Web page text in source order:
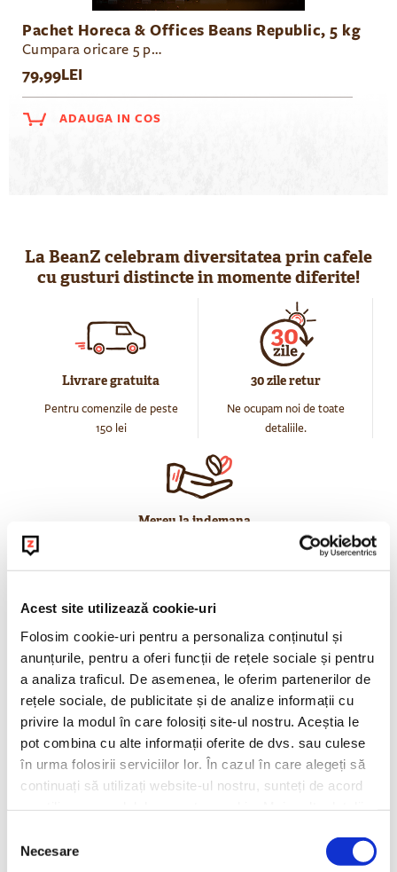
Acest site utilizează cookie-uri
Folosim cookie-uri pentru a personaliza conținutul și
anunțurile, pentru a oferi funcții de rețele sociale și pentru
a analiza traficul. De asemenea, le oferim partenerilor de
rețele sociale, de publicitate și de analize informații cu
privire la modul în care folosiți site-ul nostru. Aceștia le
pot combina cu alte informații oferite de dvs. sau culese
în urma folosirii serviciilor lor. În cazul în care alegeți să
continuați să utilizați website-ul nostru, sunteți de acord
consimțământului
Necesare
Pachet Horeca & Offices Beans Republic, 5 kg
Cumpara oricare 5 pungi de cafea boabe Beans Republic sau Doncafe cu doar 79.99 lei / kg si transport gratuit.
79,99LEI
ADAUGA IN COS
La BeanZ celebram diversitatea prin cafele
cu gusturi distincte in momente diferite!
Livrare gratuita
Pentru comenzile de peste
150 lei
30 zile retur
Ne ocupam noi de toate
detaliile.
Mereu la indemana
Ne poti contacta prin email, social media sau la telefon. Tu alegi!